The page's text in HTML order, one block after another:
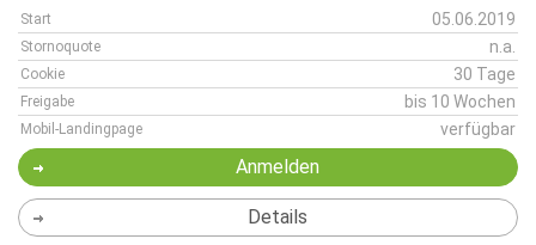
Start 05.06.2019
Stornoquote n.a.
Cookie 30 Tage
Freigabe bis 10 Wochen
Mobil-Landingpage verfügbar
Anmelden
Details